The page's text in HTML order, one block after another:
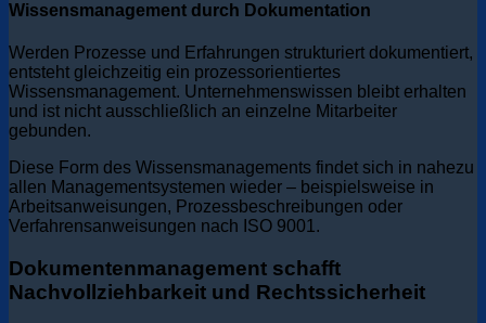
Wissensmanagement durch Dokumentation
Werden Prozesse und Erfahrungen strukturiert dokumentiert,
entsteht gleichzeitig ein prozessorientiertes
Wissensmanagement. Unternehmenswissen bleibt erhalten
und ist nicht ausschließlich an einzelne Mitarbeiter
gebunden.
Diese Form des Wissensmanagements findet sich in nahezu
allen Managementsystemen wieder – beispielsweise in
Arbeitsanweisungen, Prozessbeschreibungen oder
Verfahrensanweisungen nach ISO 9001.
Dokumentenmanagement schafft
Nachvollziehbarkeit und Rechtssicherheit